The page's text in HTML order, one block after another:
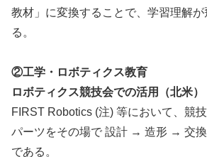
教材」に変換することで、学習理解
る。
②工学・ロボティクス教育
ロボティクス競技会での活用（北米）
FIRST Robotics (注) 等において、競
パーツをその場で 設計 → 造形 → 交
である。